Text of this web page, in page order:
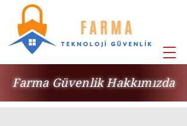
Farma Güvenlik Hakkımızda